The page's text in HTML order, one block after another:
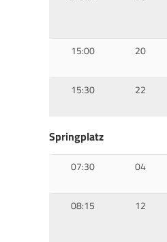
15:00 20
15:30 22
Springplatz
07:30 04
08:15 12